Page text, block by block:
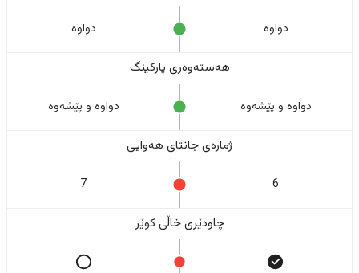
دواوە دواوە
هەستەوەری پارکینگ
دواوە و پێشەوە دواوە و پێشەوە
ژمارەی جانتای هەوایی
6
7
چاودێری خاڵی کوێر